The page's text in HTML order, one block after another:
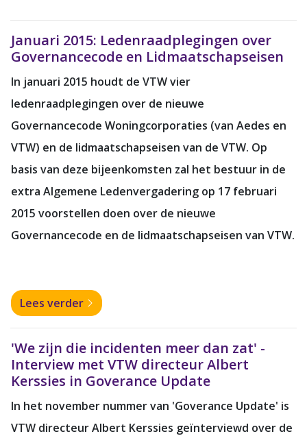
Januari 2015: Ledenraadplegingen over
Governancecode en Lidmaatschapseisen
In januari 2015 houdt de VTW vier
ledenraadplegingen over de nieuwe
Governancecode Woningcorporaties (van Aedes en
VTW) en de lidmaatschapseisen van de VTW. Op
basis van deze bijeenkomsten zal het bestuur in de
extra Algemene Ledenvergadering op 17 februari
2015 voorstellen doen over de nieuwe
Governancecode en de lidmaatschapseisen van VTW.
Lees verder
'We zijn die incidenten meer dan zat' -
Interview met VTW directeur Albert
Kerssies in Goverance Update
In het november nummer van 'Goverance Update' is
VTW directeur Albert Kerssies geïnterviewd over de